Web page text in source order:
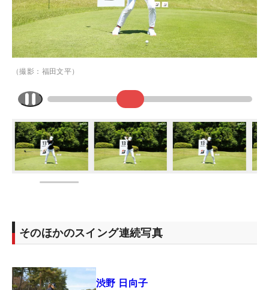
（撮影：福田文平）
そのほかのスイング連続写真
渋野 日向子